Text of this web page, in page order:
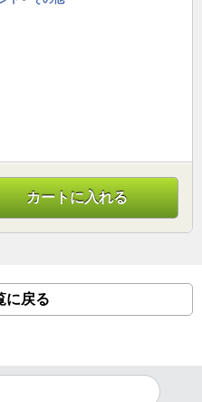
カートに入れる
に戻る